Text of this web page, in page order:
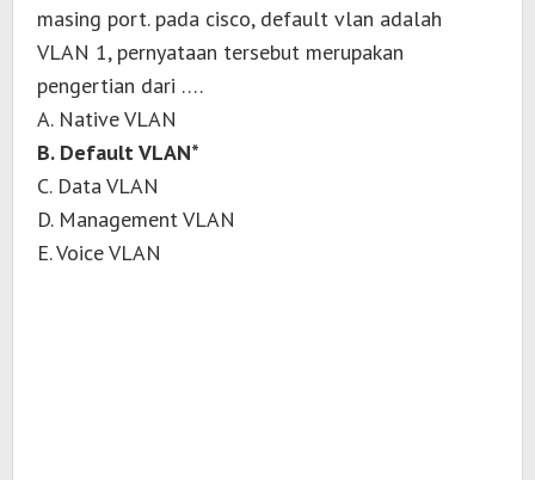
masing port. pada cisco, default vlan adalah
VLAN 1, pernyataan tersebut merupakan
pengertian dari ….
A. Native VLAN
B. Default VLAN*
C. Data VLAN
D. Management VLAN
E. Voice VLAN